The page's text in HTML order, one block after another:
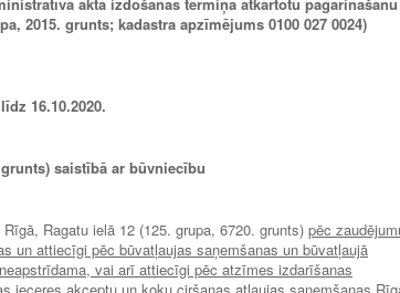
2015. grunts; kadastra apzīmējums 0100 027 0024)
līdz 16.10.2020.
saistībā ar būvniecību
Ragatu ielā 12 (125. grupa, 6720. grunts) pēc
un attiecīgi pēc būvatļaujas saņemšanas un būvatļaujā
vai arī attiecīgi pēc atzīmes izdarīšanas